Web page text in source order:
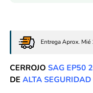
Entrega Aprox. Mié
CERROJO SAG EP50
DE ALTA